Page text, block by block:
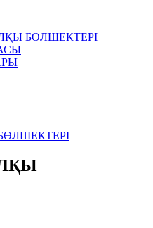
БӨЛШЕКТЕРІ